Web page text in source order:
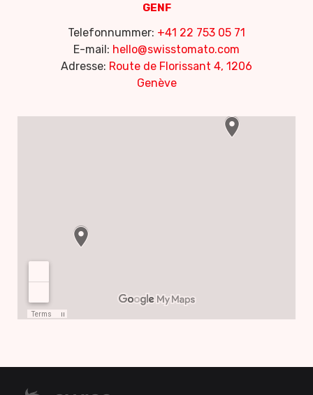
GENF
Telefonnummer: +41 22 753 05 71
E-mail: hello@swisstomato.com
Adresse: Route de Florissant 4, 1206
Genève